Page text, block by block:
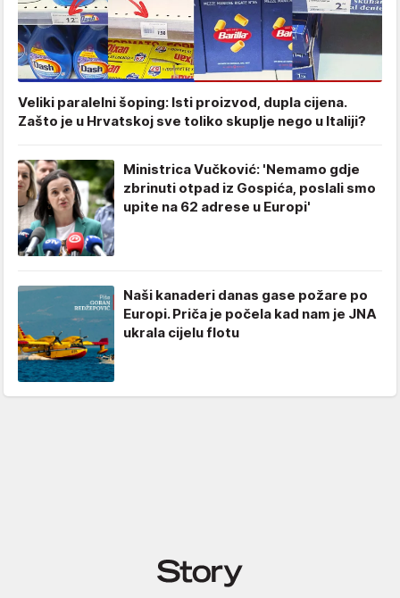
Veliki paralelni šoping: Isti proizvod, dupla cijena.
Zašto je u Hrvatskoj sve toliko skuplje nego u Italiji?
Ministrica Vučković: 'Nemamo gdje
zbrinuti otpad iz Gospića, poslali smo
upite na 62 adrese u Europi'
Naši kanaderi danas gase požare po
Europi. Priča je počela kad nam je JNA
ukrala cijelu flotu